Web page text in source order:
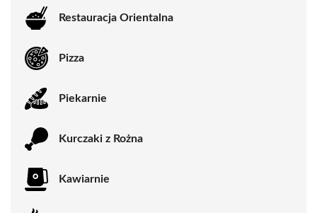
Restauracja Orientalna
Pizza
Piekarnie
Kurczaki z Rożna
Kawiarnie